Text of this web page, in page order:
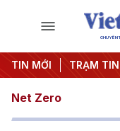
CHUYÊN
TIN MỚI TRẠM
Trung ương 3
Net Zero